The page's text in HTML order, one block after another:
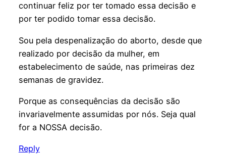
continuar feliz por ter tomado essa decisão e
por ter podido tomar essa decisão.
Sou pela despenalização do aborto, desde que
realizado por decisão da mulher, em
estabelecimento de saúde, nas primeiras dez
semanas de gravidez.
Porque as consequências da decisão são
invariavelmente assumidas por nós. Seja qual
for a NOSSA decisão.
Reply